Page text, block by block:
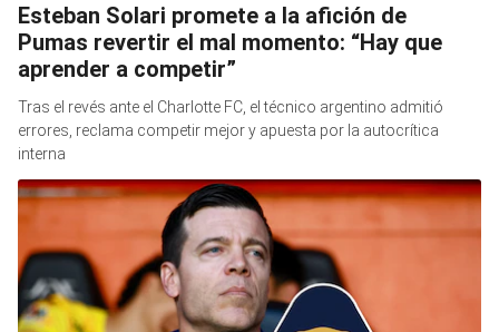
Esteban Solari promete a la afición de
Pumas revertir el mal momento: “Hay que
aprender a competir”
Tras el revés ante el Charlotte FC, el técnico argentino admitió
errores, reclama competir mejor y apuesta por la autocrítica
interna